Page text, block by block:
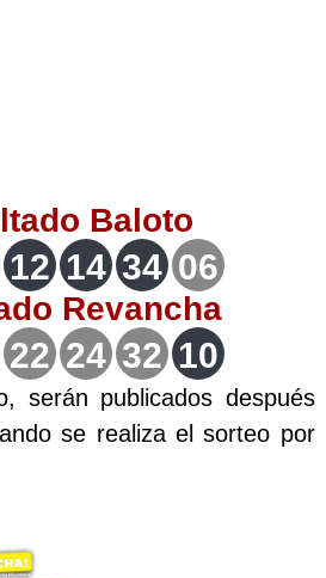
Baloto
12 14 34 06
Revancha
22 24 32 10
serán publicados después
se realiza el sorteo por